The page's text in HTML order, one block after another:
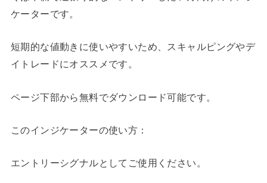
ケーターです。
短期的な値動きに使いやすいため、スキャルピングやデ
イトレードにオススメです。
ページ下部から無料でダウンロード可能です。
このインジケーターの使い方：
エントリーシグナルとしてご使用ください。